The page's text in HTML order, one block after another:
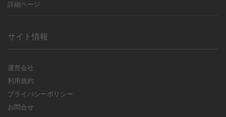
詳細ページ
サイト情報
運営会社
利用規約
プライバシーポリシー
お問合せ